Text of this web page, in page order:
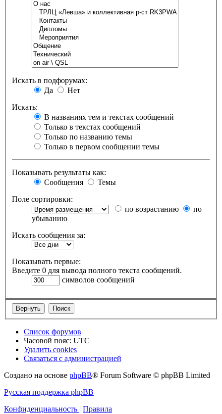
Искать в подфорумах:
Да
Нет
Искать:
В названиях тем и текстах сообщений
Только в текстах сообщений
Только по названию темы
Только в первом сообщении темы
Показывать результаты как:
Сообщения
Темы
Поле сортировки:
по возрастанию
по
убыванию
Искать сообщения за:
Показывать первые:
Введите 0 для вывода полного текста сообщений.
символов сообщений
Список форумов
Часовой пояс: UTC
Удалить cookies
Связаться с администрацией
Создано на основе phpBB® Forum Software © phpBB Limited
Русская поддержка phpBB
Конфиденциальность | Правила